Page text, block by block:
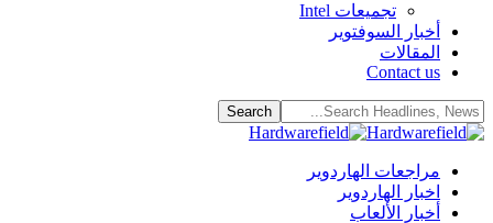
تجميعات Intel
أخبار السوفتوير
المقالات
Contact us
مراجعات الهاردوير
اخبار الهاردوير
أخبار الألعاب